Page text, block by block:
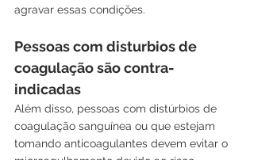
agravar essas condições.
Pessoas com disturbios de
coagulação são contra-
indicadas
Além disso, pessoas com distúrbios de
coagulação sanguínea ou que estejam
tomando anticoagulantes devem evitar o